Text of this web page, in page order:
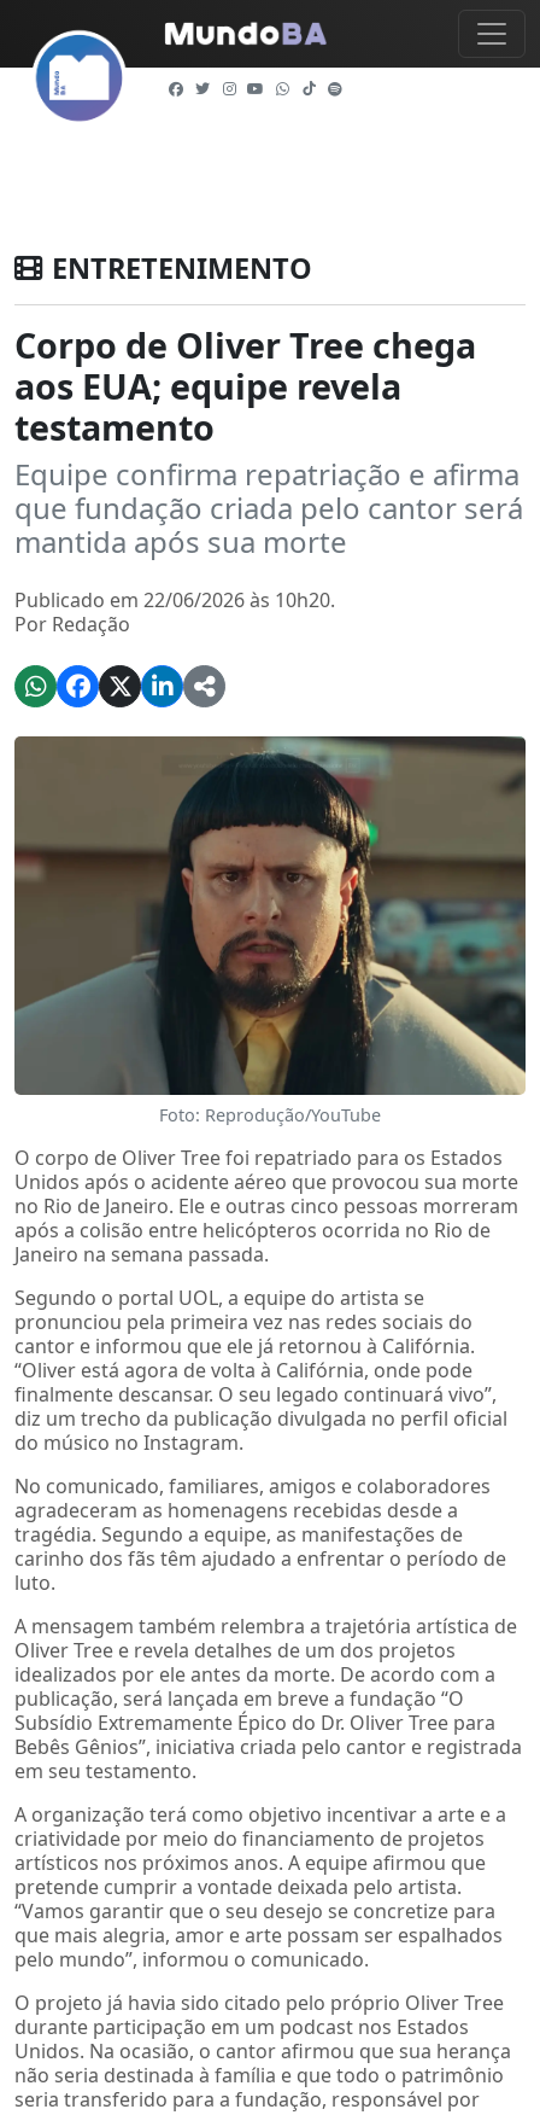
ENTRETENIMENTO
Corpo de Oliver Tree chega
aos EUA; equipe revela
testamento
Equipe confirma repatriação e afirma
que fundação criada pelo cantor será
mantida após sua morte
Publicado em 22/06/2026 às 10h20.
Por Redação
Foto: Reprodução/YouTube
O corpo de Oliver Tree foi repatriado para os Estados
Unidos após o acidente aéreo que provocou sua morte
no Rio de Janeiro. Ele e outras cinco pessoas morreram
após a colisão entre helicópteros ocorrida no Rio de
Janeiro na semana passada.
Segundo o portal UOL, a equipe do artista se
pronunciou pela primeira vez nas redes sociais do
cantor e informou que ele já retornou à Califórnia.
“Oliver está agora de volta à Califórnia, onde pode
finalmente descansar. O seu legado continuará vivo”,
diz um trecho da publicação divulgada no perfil oficial
do músico no Instagram.
No comunicado, familiares, amigos e colaboradores
agradeceram as homenagens recebidas desde a
tragédia. Segundo a equipe, as manifestações de
carinho dos fãs têm ajudado a enfrentar o período de
luto.
A mensagem também relembra a trajetória artística de
Oliver Tree e revela detalhes de um dos projetos
idealizados por ele antes da morte. De acordo com a
publicação, será lançada em breve a fundação “O
Subsídio Extremamente Épico do Dr. Oliver Tree para
Bebês Gênios”, iniciativa criada pelo cantor e registrada
em seu testamento.
A organização terá como objetivo incentivar a arte e a
criatividade por meio do financiamento de projetos
artísticos nos próximos anos. A equipe afirmou que
pretende cumprir a vontade deixada pelo artista.
“Vamos garantir que o seu desejo se concretize para
que mais alegria, amor e arte possam ser espalhados
pelo mundo”, informou o comunicado.
O projeto já havia sido citado pelo próprio Oliver Tree
durante participação em um podcast nos Estados
Unidos. Na ocasião, o cantor afirmou que sua herança
não seria destinada à família e que todo o patrimônio
seria transferido para a fundação, responsável por